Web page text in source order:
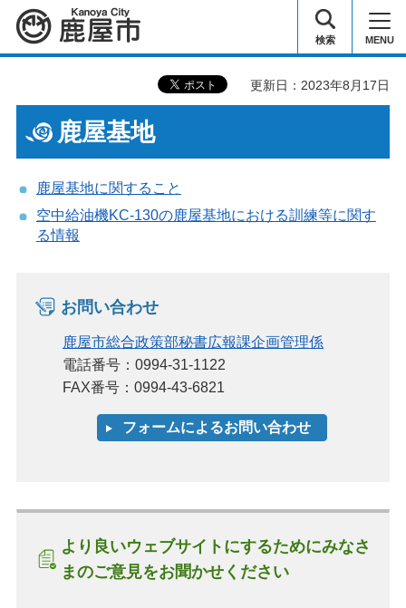
鹿屋市 検索 MENU
更新日：2023年8月17日
鹿屋基地
鹿屋基地に関すること
空中給油機KC-130の鹿屋基地における訓練等に関す
る情報
お問い合わせ
鹿屋市総合政策部秘書広報課企画管理係
電話番号：0994-31-1122
FAX番号：0994-43-6821
より良いウェブサイトにするためにみなさ
まのご意見をお聞かせください